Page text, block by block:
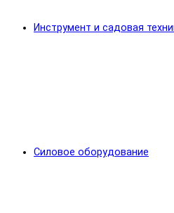
Инструмент и садовая
Силовое оборудование